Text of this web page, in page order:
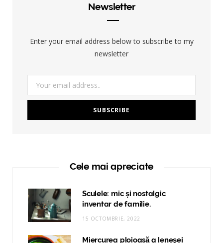
Newsletter
Enter your email address below to subscribe to my
newsletter
Cele mai apreciate
Sculele: mic și nostalgic
inventar de familie.
15 OCTOMBRIE, 2022
Miercurea ploioasă a leneşei